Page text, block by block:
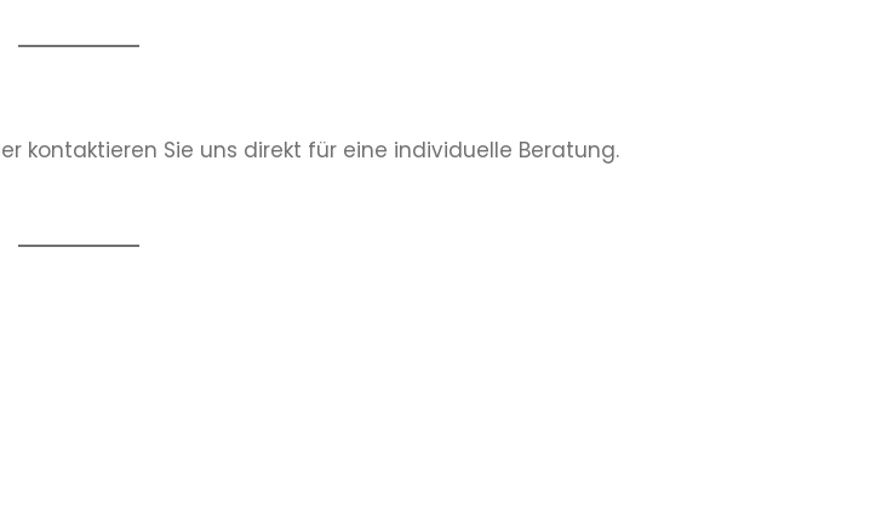
kontaktieren Sie uns direkt für eine individuelle Beratung.